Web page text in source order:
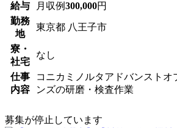
給与 月収例300,000円
勤務
地
東京都 八王子市
寮・
社宅
なし
仕事
内容
コニカミノルタアドバンストオ
ンズの研磨・検査作業
募集が停止しています